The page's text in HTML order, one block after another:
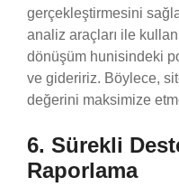
gerçekleştirmesini
analiz araçları ile
dönüşüm hunisindeki
ve gideririz. Böylece,
değerini maksimize
6. Sürekli
Raporlama